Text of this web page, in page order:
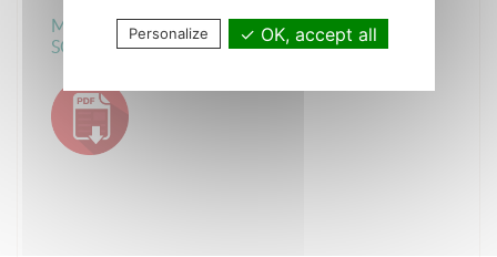
MODELE FORMULAIRE D'INSCRIPTION SEL et
SCP
Personalize OK, accept all